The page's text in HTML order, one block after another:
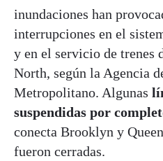
inundaciones han
interrupciones en el
y en el servicio de trenes
North, según la Agencia
Metropolitano. Algunas
suspendidas por
conecta Brooklyn y
fueron cerradas.